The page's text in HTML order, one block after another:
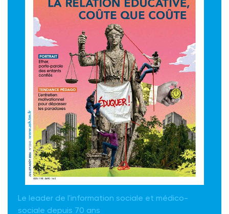
Le leader de l'information sociale et médico-
sociale depuis 70 ans